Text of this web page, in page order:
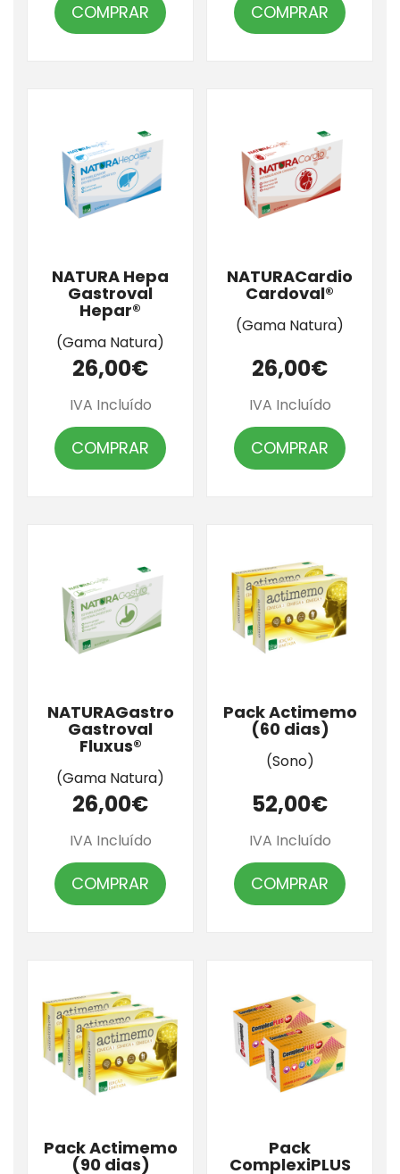
COMPRAR COMPRAR
NATURA Hepa
Gastroval
Hepar®
(Gama Natura)
26,00€
IVA Incluído
COMPRAR
NATURACardio
Cardoval®
(Gama Natura)
26,00€
IVA Incluído
COMPRAR
NATURAGastro
Gastroval
Fluxus®
(Gama Natura)
26,00€
IVA Incluído
COMPRAR
Pack Actimemo
(60 dias)
(Sono)
52,00€
IVA Incluído
COMPRAR
Pack Actimemo
(90 dias)
Pack
ComplexiPLUS